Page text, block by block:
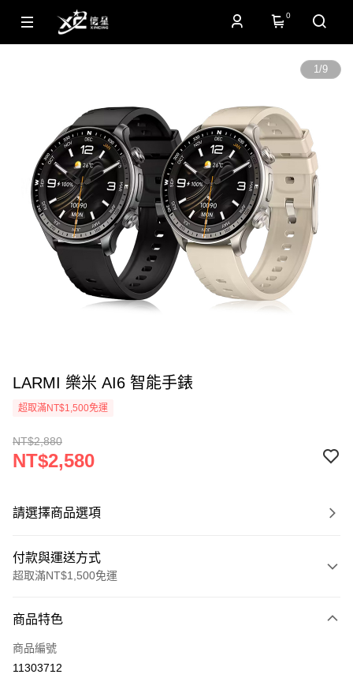
0
1/9
LARMI 樂米 AI6 智能手錶
超取滿NT$1,500免運
NT$2,880
NT$2,580
請選擇商品選項
付款與運送方式
超取滿NT$1,500免運
信用卡一次付款
信用卡分期付款
商品特色
商品編號
11303712